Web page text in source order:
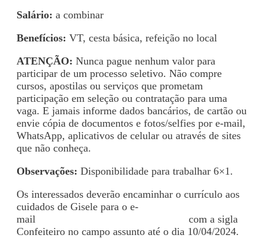
Salário: a combinar
Benefícios: VT, cesta básica, refeição no local
ATENÇÃO: Nunca pague nenhum valor para
participar de um processo seletivo. Não compre
cursos, apostilas ou serviços que prometam
participação em seleção ou contratação para uma
vaga. E jamais informe dados bancários, de cartão ou
envie cópia de documentos e fotos/selfies por e-mail,
WhatsApp, aplicativos de celular ou através de sites
que não conheça.
Observações: Disponibilidade para trabalhar 6×1.
Os interessados deverão encaminhar o currículo aos
cuidados de Gisele para o e-
mail
com a sigla
Confeiteiro no campo assunto até o dia 10/04/2024.